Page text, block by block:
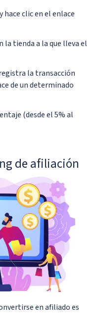
clic en el enlace
la tienda a la que lleva el
la transacción
de un determinado
(desde el 5% al
de afiliación
en afiliado es